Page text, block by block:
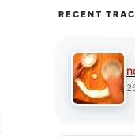
RECENT